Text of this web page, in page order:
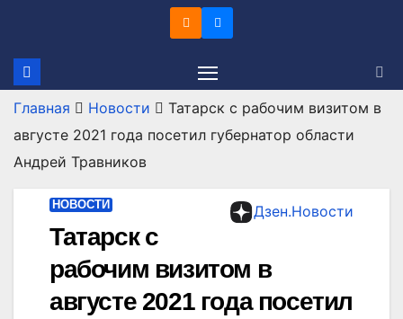
содержимому
Главная Новости
Татарск с рабочим визитом в
августе 2021 года посетил губернатор области
Андрей Травников
Дзен.Новости
НОВОСТИ
Татарск с
рабочим визитом в
августе 2021 года посетил